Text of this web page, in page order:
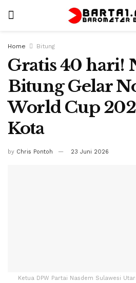
Home Bitung
Gratis 40 hari!
Bitung Gelar
World Cup
Kota
by Chris Pontoh 23 Juni 2026
Ketua DPW Partai Nasdem Sulawesi